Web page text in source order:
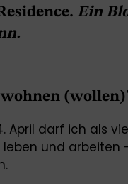
Ein
April darf ich als
und arbeiten